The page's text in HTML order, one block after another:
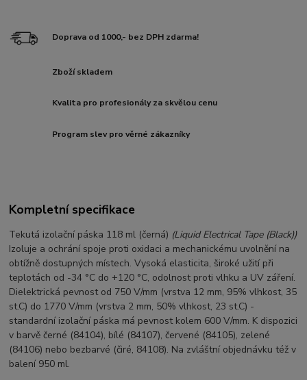
Doprava od 1000,- bez DPH zdarma!
Zboží skladem
Kvalita pro profesionály za skvělou cenu
Program slev pro věrné zákazníky
Kompletní specifikace
Tekutá izolační páska 118 ml (černá) (Liquid Electrical Tape (Black))
Izoluje a ochrání spoje proti oxidaci a mechanickému uvolnění na
obtížně dostupných místech. Vysoká elasticita, široké užití při
teplotách od -34 °C do +120 °C, odolnost proti vlhku a UV záření.
Dielektrická pevnost od 750 V/mm (vrstva 12 mm, 95% vlhkost, 35
st.C) do 1770 V/mm (vrstva 2 mm, 50% vlhkost, 23 st.C) -
standardní izolační páska má pevnost kolem 600 V/mm. K dispozici
v barvě černé (84104), bílé (84107), červené (84105), zelené
(84106) nebo bezbarvé (čiré, 84108). Na zvláštní objednávku též v
balení 950 ml.